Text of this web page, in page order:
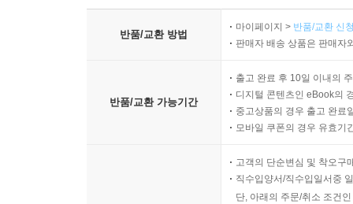
반품/교환 방법
마이페이지 > 반품/교환 신
판매자 배송 상품은 판매자
반품/교환 가능기간
출고 완료 후 10일 이내의
디지털 콘텐츠인 eBook의
중고상품의 경우 출고 완료
모바일 쿠폰의 경우 유효기
고객의 단순변심 및 착오구
직수입양서/직수입일서중
단, 아래의 주문/취소 조건